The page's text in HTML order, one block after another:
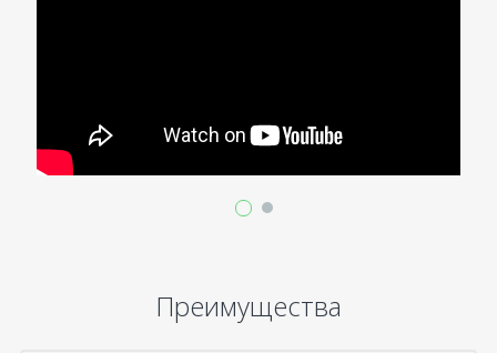
Преимущества